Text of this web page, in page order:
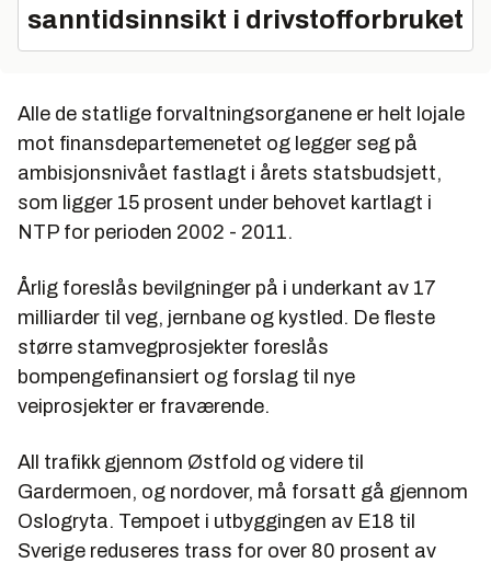
sanntidsinnsikt i drivstofforbruket
Alle de statlige forvaltningsorganene er helt lojale
mot finansdepartemenetet og legger seg på
ambisjonsnivået fastlagt i årets statsbudsjett,
som ligger 15 prosent under behovet kartlagt i
NTP for perioden 2002 - 2011.
Årlig foreslås bevilgninger på i underkant av 17
milliarder til veg, jernbane og kystled. De fleste
større stamvegprosjekter foreslås
bompengefinansiert og forslag til nye
veiprosjekter er fraværende.
All trafikk gjennom Østfold og videre til
Gardermoen, og nordover, må forsatt gå gjennom
Oslogryta. Tempoet i utbyggingen av E18 til
Sverige reduseres trass for over 80 prosent av